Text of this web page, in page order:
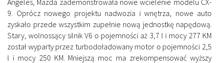
9. Oprócz nowego projektu nadwozia i wnętrza, nowe auto
zyskało przede wszystkim zupełnie nową jednostkę napędową.
Stary, wolnossący silnik V6 o pojemności aż 3,7 l i mocy 277 KM
został wyparty przez turbodoładowany motor o pojemności 2,5
l i mocy 250 KM. Mniejszą moc ma zrekompensować wyższy